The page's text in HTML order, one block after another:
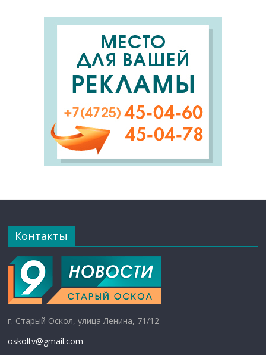
Контакты
г. Старый Оскол, улица Ленина, 71/12
oskoltv@gmail.com